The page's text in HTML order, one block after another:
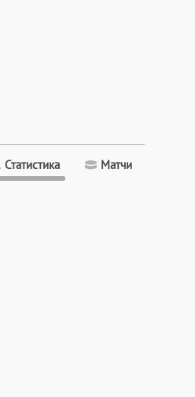
Статистика Матчи